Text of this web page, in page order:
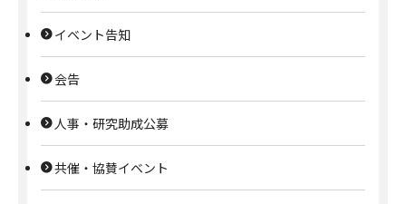
イベント告知
会告
人事・研究助成公募
共催・協賛イベント